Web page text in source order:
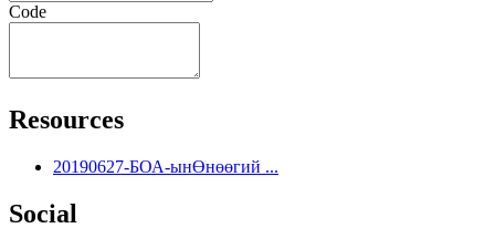
Code
Resources
20190627-БОА-ынӨнөөгий ...
Social